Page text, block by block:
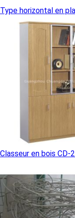
Type horizontal en
Classeur en bois CD-